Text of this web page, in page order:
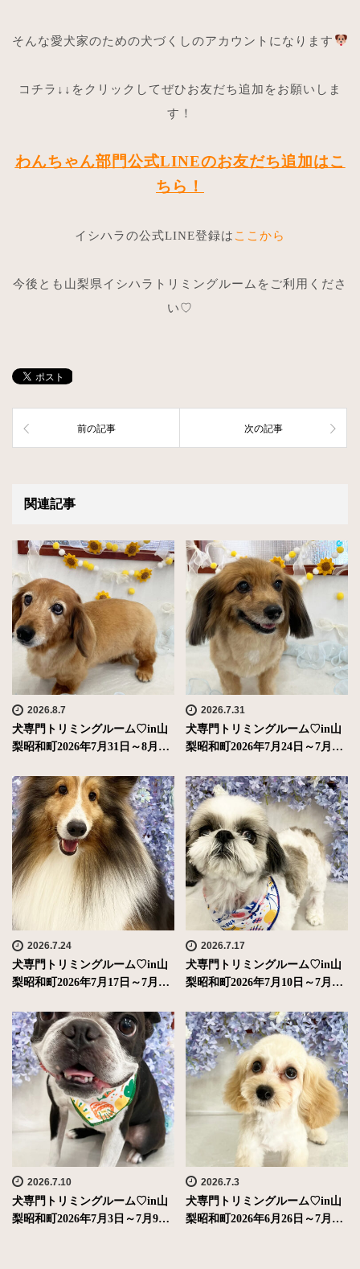
そんな愛犬家のための犬づくしのアカウントになります
コチラ↓↓をクリックしてぜひお友だち追加をお願いしま
す！
わんちゃん部門公式LINEのお友だち追加はこ
ちら！
イシハラの公式LINE登録は ここから
今後とも山梨県イシハラトリミングルームをご利用くださ
い♡
前の記事 次の記事
関連記事
2026.8.7
犬専門トリミングルーム♡in山
梨昭和町2026年7月31日～8月…
2026.7.31
犬専門トリミングルーム♡in山
梨昭和町2026年7月24日～7月…
2026.7.24
犬専門トリミングルーム♡in山
梨昭和町2026年7月17日～7月…
2026.7.17
犬専門トリミングルーム♡in山
梨昭和町2026年7月10日～7月…
2026.7.10
犬専門トリミングルーム♡in山
梨昭和町2026年7月3日～7月9…
2026.7.3
犬専門トリミングルーム♡in山
梨昭和町2026年6月26日～7月…